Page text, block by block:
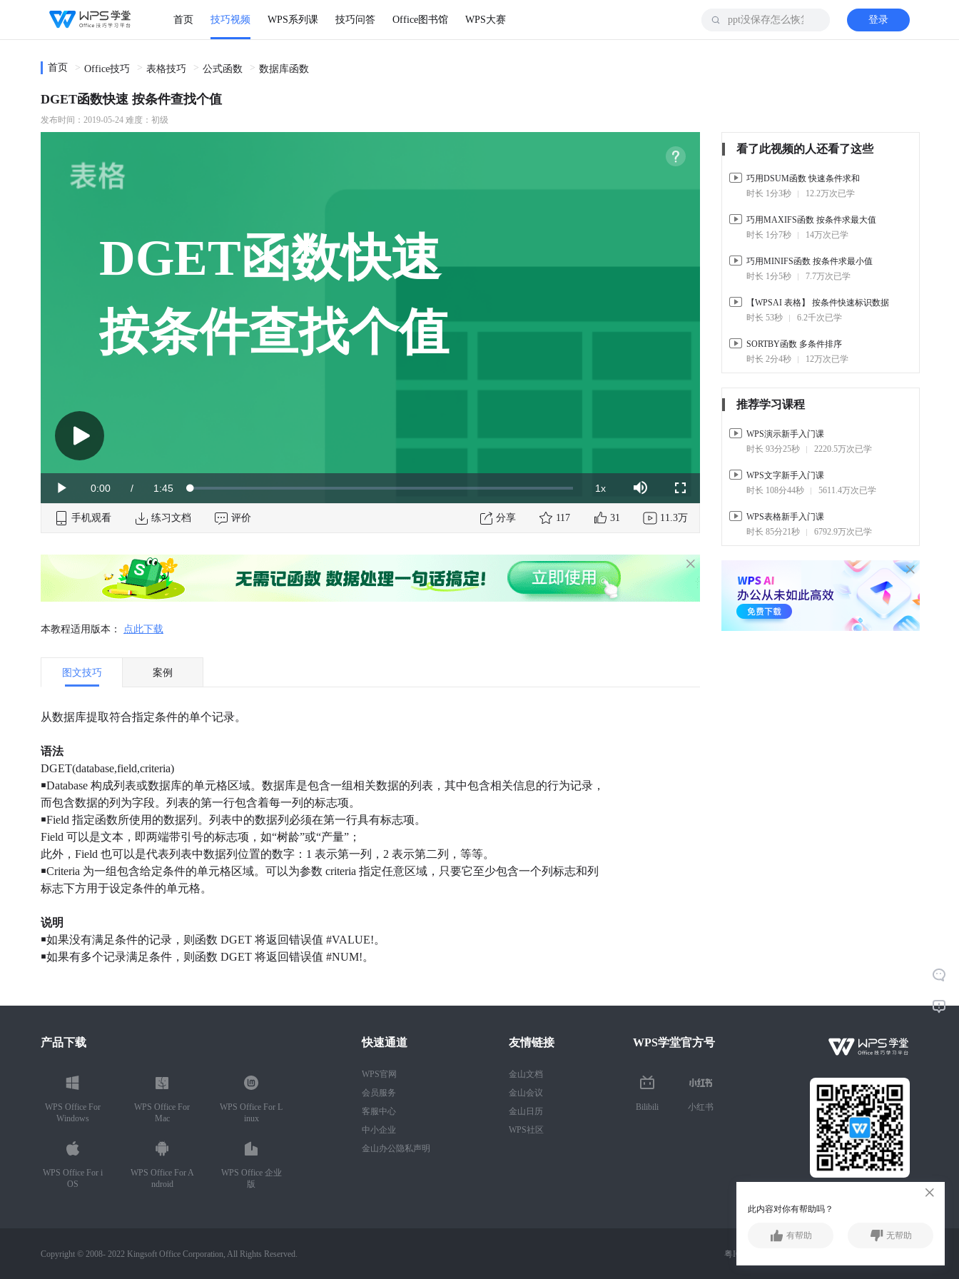
首页 技巧视频 WPS系列课 技巧问答 Office图书馆 WPS大赛 登录
首页 Office技巧 表格技巧 公式函数 数据库函数
DGET函数快速 按条件查找个值
发布时间：2019-05-24 难度：初级
Play Current
Time
0:00 / Duration
1:45 Loaded:
0%
1xPlayback
Rate
Mute Fullscreen
DGET函数快速
按条件查找个值
手机观看 练习文档 评价 分享 117 31 11.3万
本教程适用版本： 点此下载
图文技巧 案例
从数据库提取符合指定条件的单个记录。
语法
DGET(database,field,criteria)
￭Database 构成列表或数据库的单元格区域。数据库是包含一组相关数据的列表，其中包含相关信息的行为记录，
而包含数据的列为字段。列表的第一行包含着每一列的标志项。
￭Field 指定函数所使用的数据列。列表中的数据列必须在第一行具有标志项。
Field 可以是文本，即两端带引号的标志项，如“树龄”或“产量”；
此外，Field 也可以是代表列表中数据列位置的数字：1 表示第一列，2 表示第二列，等等。
￭Criteria 为一组包含给定条件的单元格区域。可以为参数 criteria 指定任意区域，只要它至少包含一个列标志和列
标志下方用于设定条件的单元格。
说明
￭如果没有满足条件的记录，则函数 DGET 将返回错误值 #VALUE!。
￭如果有多个记录满足条件，则函数 DGET 将返回错误值 #NUM!。
看了此视频的人还看了这些
巧用DSUM函数 快速条件求和
时长 1分3秒
12.2万次已学
巧用MAXIFS函数 按条件求最大值
时长 1分7秒
14万次已学
巧用MINIFS函数 按条件求最小值
时长 1分5秒
7.7万次已学
【WPSAI 表格】 按条件快速标识数据
时长 53秒
6.2千次已学
SORTBY函数 多条件排序
时长 2分4秒
12万次已学
推荐学习课程
WPS演示新手入门课
时长 93分25秒
2220.5万次已学
WPS文字新手入门课
时长 108分44秒
5611.4万次已学
WPS表格新手入门课
时长 85分21秒
6792.9万次已学
此内容对你有帮助吗？
有帮助 无帮助
产品下载
WPS Office For
Windows
WPS Office For
Mac
WPS Office For L
inux
WPS Office For i
OS
WPS Office For A
ndroid
WPS Office 企业
版
快速通道
WPS官网
会员服务
客服中心
中小企业
金山办公隐私声明
友情链接
金山文档
金山会议
金山日历
WPS社区
WPS学堂官方号
Bilibili 小红书
Copyright © 2008- 2022 Kingsoft Office Corporation, All Rights Reserved. 粤ICP备13015957号-1 公安备案号：44049102496073